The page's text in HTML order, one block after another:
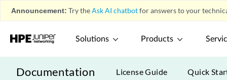
Announcement: Try theAsk AI chatbotfor answers to your
Solutions Products
Documentation License Guide Quick